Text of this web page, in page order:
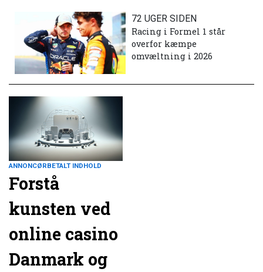
72 UGER SIDEN
Racing i Formel 1 står
overfor kæmpe
omvæltning i 2026
ANNONCØRBETALT INDHOLD
Forstå
kunsten ved
online casino
Danmark og